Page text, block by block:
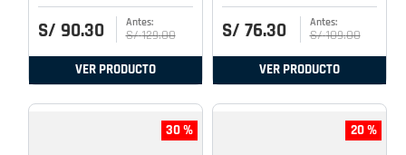
S/ 90.30 S/ 129.00
VER PRODUCTO
S/ 76.30 S/ 109.00
VER PRODUCTO
30 % 20 %